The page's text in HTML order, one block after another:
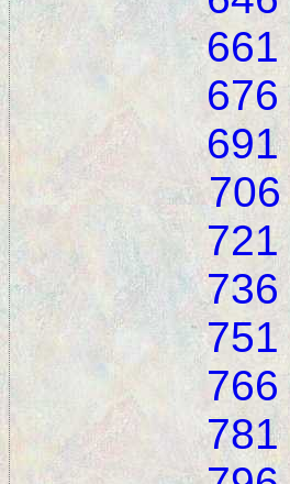
661
676
691
706
721
736
751
766
781